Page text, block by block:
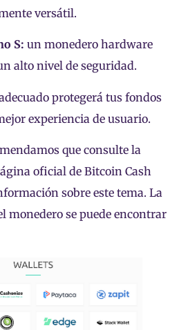
versátil.
S: un monedero hardware
alto nivel de seguridad.
protegerá tus fondos
experiencia de usuario.
que consulte la
oficial de Bitcoin Cash
sobre este tema. La
monedero se puede encontrar